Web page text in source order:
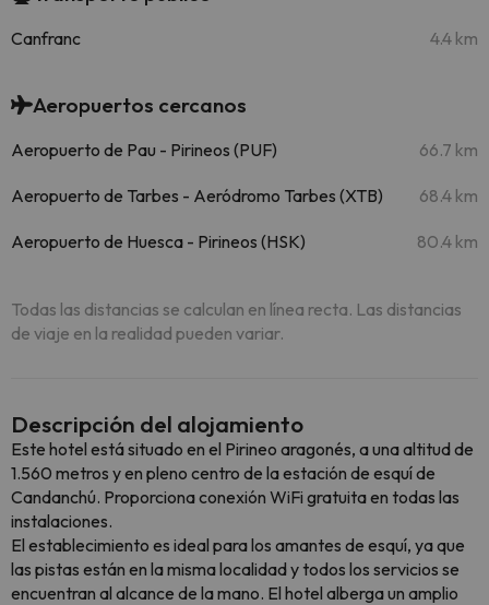
Canfranc 4.4 km
Aeropuertos cercanos
Aeropuerto de Pau - Pirineos (PUF) 66.7 km
Aeropuerto de Tarbes - Aeródromo Tarbes (XTB) 68.4 km
Aeropuerto de Huesca - Pirineos (HSK) 80.4 km
Todas las distancias se calculan en línea recta. Las distancias
de viaje en la realidad pueden variar.
Descripción del alojamiento
Este hotel está situado en el Pirineo aragonés, a una altitud de
1.560 metros y en pleno centro de la estación de esquí de
Candanchú. Proporciona conexión WiFi gratuita en todas las
instalaciones.
El establecimiento es ideal para los amantes de esquí, ya que
las pistas están en la misma localidad y todos los servicios se
encuentran al alcance de la mano. El hotel alberga un amplio